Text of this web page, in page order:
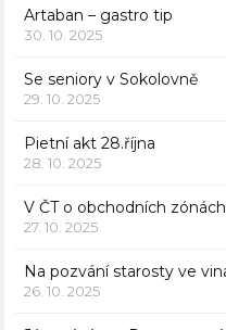
Artaban – gastro tip
30. 10. 2025
Se seniory v Sokolovně
29. 10. 2025
Pietní akt 28.října
28. 10. 2025
V ČT o obchodních zónách
27. 10. 2025
Na pozvání starosty ve
26. 10. 2025